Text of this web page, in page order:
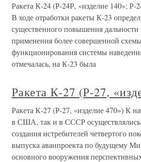
Ракета К-24 (Р-24Р, «изделие 140»; Р-
В ходе отработки ракеты К-23
существенного повышения дальности
применения более совершенной
функционирования системы
отмечалась, на К-23 была
Ракета К-27 (Р-27,
Ракета К-27 (Р-27, «изделие 470») К
в США, так и в СССР
создания истребителей четвертого
выпуска аванпроекта по будущему
основного вооружения